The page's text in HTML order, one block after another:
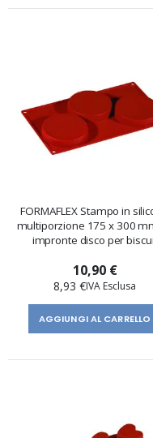
FORMAFLEX Stampo in
multiporzione 175 x 300
impronte disco per
10,90 €
8,93 €
AGGIUNGI AL CARRELLO